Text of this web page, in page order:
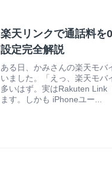
楽天リンクで通話料
設定完全解説
ある日、かみさんの楽天モバ
いました。「えっ、楽天モバ
多いはず。実はRakuten Link
ます。しかも iPhoneユー...